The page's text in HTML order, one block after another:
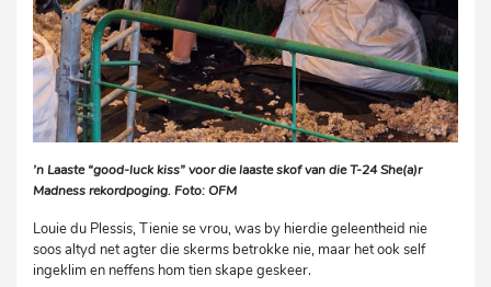
’n Laaste “good-luck kiss” voor die laaste skof van die T-24 She(a)r
Madness rekordpoging. Foto: OFM
Louie du Plessis, Tienie se vrou, was by hierdie geleentheid nie
soos altyd net agter die skerms betrokke nie, maar het ook self
ingeklim en neffens hom tien skape geskeer.